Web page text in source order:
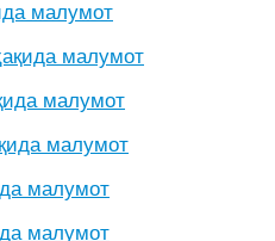
малумот
малумот
малумот